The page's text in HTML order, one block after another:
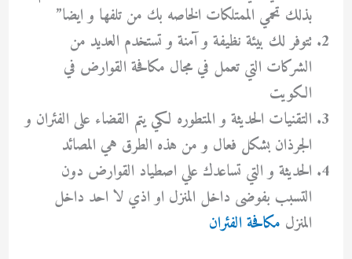
بذلك تحمي الممتلكات الخاصه بك من تلفها و ايضا”
تتوفر لك بيئة نظيفة و آمنة و تستخدم العديد من
الشركات التي تعمل في مجال مكافحة القوارض في
الكويت
التقنيات الحديثة و المتطوره لكي يتم القضاء على الفئران و
الجرذان بشكل فعال و من هذه الطرق هي المصائد
الحديثة و التي تساعدك علي اصطياد القوارض دون
التسبب بفوضى داخل المنزل او اذي لا احد داخل
المنزل مكافحة الفئران